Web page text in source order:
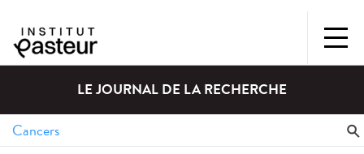
LE JOURNAL DE LA RECHERCHE